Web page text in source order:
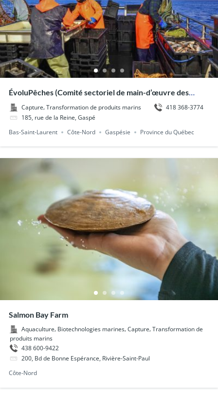
ÉvoluPêches (Comité sectoriel de main-d’œuvre des
pêches maritimes)
Capture, Transformation de produits marins
418 368-3774
185, rue de la Reine, Gaspé
Bas-Saint-Laurent
Côte-Nord Gaspésie Province du Québec
Salmon Bay Farm
Aquaculture, Biotechnologies marines, Capture, Transformation de
produits marins
438 600-9422
200, Bd de Bonne Espérance, Rivière-Saint-Paul
Côte-Nord